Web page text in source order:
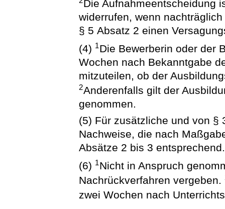
Die Aufnahmeentscheidung
widerrufen, wenn
§ 5 Absatz 2 einen
(4) 1Die Bewerberin oder der
Wochen nach Bekanntgabe
mitzuteilen, ob der
2Anderenfalls gilt der
genommen.
(5) Für zusätzliche und von §
Nachweise, die nach
Absätze 2 bis 3 entsprechend.
(6) 1Nicht in Anspruch
Nachrückverfahren vergeben.
zwei Wochen nach